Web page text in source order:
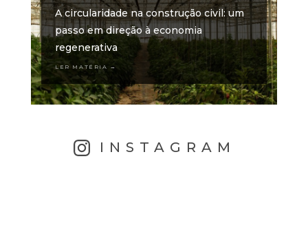
A circularidade na construção civil: um
passo em direção à economia
regenerativa
LER MATÉRIA →
INSTAGRAM